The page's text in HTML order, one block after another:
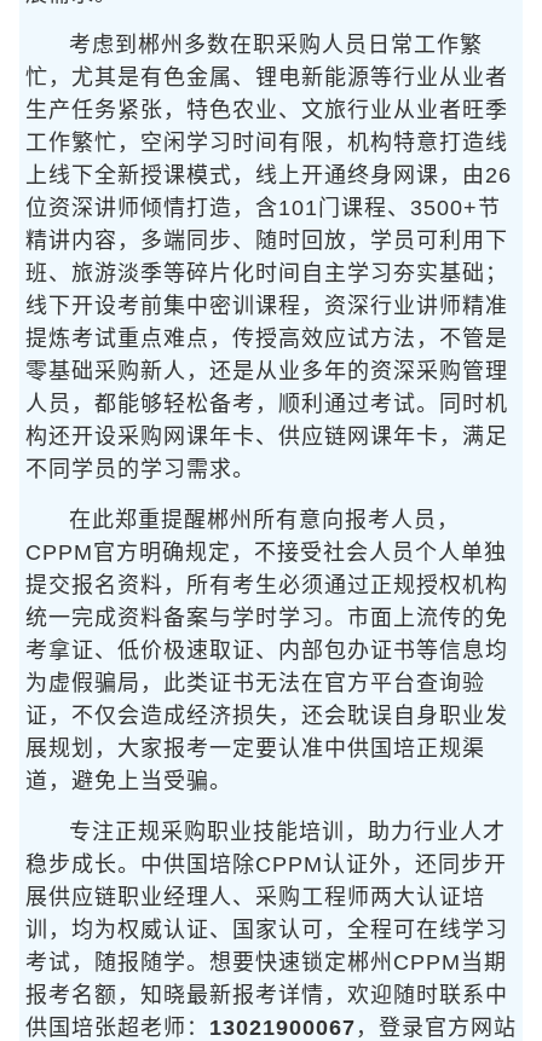
考虑到郴州多数在职采购人员日常工作繁
忙，尤其是有色金属、锂电新能源等行业从业者
生产任务紧张，特色农业、文旅行业从业者旺季
工作繁忙，空闲学习时间有限，机构特意打造线
上线下全新授课模式，线上开通终身网课，由26
位资深讲师倾情打造，含101门课程、3500+节
精讲内容，多端同步、随时回放，学员可利用下
班、旅游淡季等碎片化时间自主学习夯实基础；
线下开设考前集中密训课程，资深行业讲师精准
提炼考试重点难点，传授高效应试方法，不管是
零基础采购新人，还是从业多年的资深采购管理
人员，都能够轻松备考，顺利通过考试。同时机
构还开设采购网课年卡、供应链网课年卡，满足
不同学员的学习需求。
在此郑重提醒郴州所有意向报考人员，
CPPM官方明确规定，不接受社会人员个人单独
提交报名资料，所有考生必须通过正规授权机构
统一完成资料备案与学时学习。市面上流传的免
考拿证、低价极速取证、内部包办证书等信息均
为虚假骗局，此类证书无法在官方平台查询验
证，不仅会造成经济损失，还会耽误自身职业发
展规划，大家报考一定要认准中供国培正规渠
道，避免上当受骗。
专注正规采购职业技能培训，助力行业人才
稳步成长。中供国培除CPPM认证外，还同步开
展供应链职业经理人、采购工程师两大认证培
训，均为权威认证、国家认可，全程可在线学习
考试，随报随学。想要快速锁定郴州CPPM当期
报考名额，知晓最新报考详情，欢迎随时联系中
供国培张超老师： 13021900067 ，登录官方网站